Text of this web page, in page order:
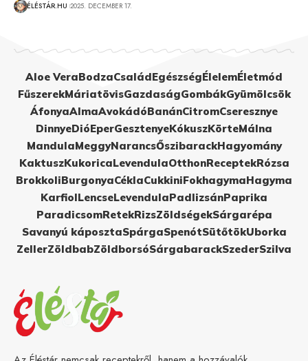
ÉLÉSTÁR.HU 2025. DECEMBER 17.
Aloe VeraBodzaCsaládEgészségÉlelemÉletmód
FűszerekMáriatövisGazdaságGombákGyümölcsök
ÁfonyaAlmaAvokádóBanánCitromCseresznye
DinnyeDióEperGesztenyeKókuszKörteMálna
MandulaMeggyNarancsŐszibarackHagyomány
KaktuszKukoricaLevendulaOtthonReceptekRózsa
BrokkoliBurgonyaCéklaCukkiniFokhagymaHagyma
KarfiolLencseLevendulaPadlizsánPaprika
ParadicsomRetekRizsZöldségekSárgarépa
Savanyú káposztaSpárgaSpenótSütőtökUborka
ZellerZöldbabZöldborsóSárgabarackSzederSzilva